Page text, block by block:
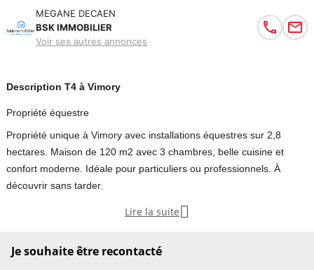
MEGANE DECAEN
BSK IMMOBILIER
Voir ses autres annonces
Description T4 à Vimory
Propriété équestre
Propriété unique à Vimory avec installations équestres sur 2,8
hectares. Maison de 120 m2 avec 3 chambres, belle cuisine et
confort moderne. Idéale pour particuliers ou professionnels. À
découvrir sans tarder.
tout sur un terrain de 2,8 hectares entièrement clos se compose
Lire la suite 
Je souhaite être recontacté